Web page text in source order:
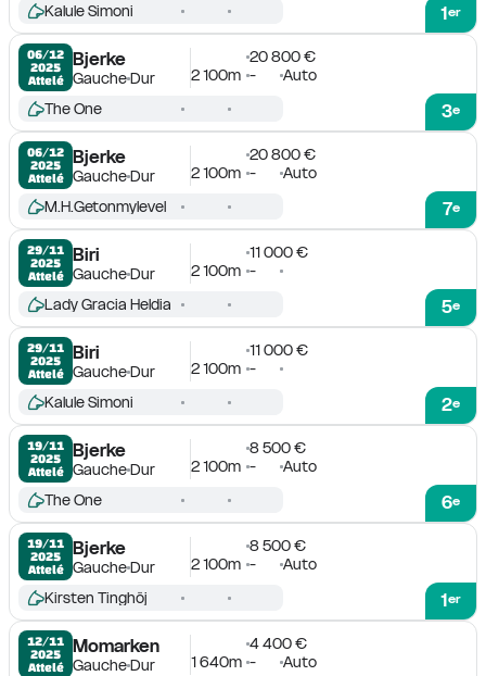
1er
Kalule Simoni
06/12
2025
Attelé
Bjerke
GaucheDur
20 800 €
2 100m - Auto
3e
The One
06/12
2025
Attelé
Bjerke
GaucheDur
20 800 €
2 100m - Auto
7e
M.H.Getonmylevel
29/11
2025
Attelé
Biri
GaucheDur
11 000 €
2 100m -
5e
Lady Gracia Heldia
29/11
2025
Attelé
Biri
GaucheDur
11 000 €
2 100m -
2e
Kalule Simoni
19/11
2025
Attelé
Bjerke
GaucheDur
8 500 €
2 100m - Auto
6e
The One
19/11
2025
Attelé
Bjerke
GaucheDur
8 500 €
2 100m - Auto
1er
Kirsten Tinghöj
12/11
2025
Attelé
Momarken
GaucheDur
4 400 €
1 640m - Auto